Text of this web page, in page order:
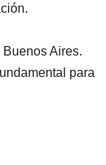
Aires.
para